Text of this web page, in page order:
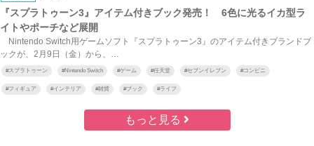
『スプラトゥーン3』アイテム付きブック発売！ 6色に光るイカ型ラ
イトやポーチなど展開
Nintendo Switch用ゲームソフト『スプラトゥーン3』のアイテム付きブランドブ
ックが、2月9日（金）から、…
#スプラトゥーン #Nintendo Switch #ゲーム #任天堂 #セブンイレブン #コンビニ
#フィギュア #インテリア #雑貨 #ブック #ライフ
もっと見る